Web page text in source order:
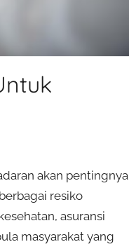
akan pentingnya
resiko
asuransi
masyarakat yang